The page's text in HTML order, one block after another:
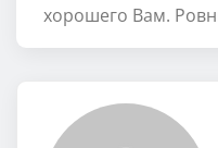
хорошего Вам.